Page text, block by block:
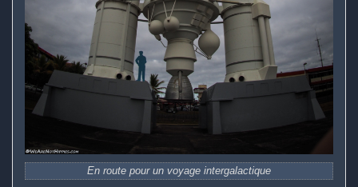
En route pour un voyage intergalactique